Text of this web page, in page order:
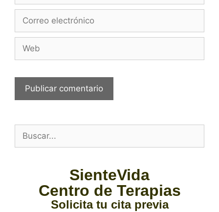
SienteVida
Centro de Terapias
Solicita tu cita previa